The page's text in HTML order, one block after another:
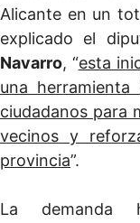
Alicante en un
explicado el
Navarro, “esta
una
ciudadanos para
vecinos y
provincia”.
La demanda